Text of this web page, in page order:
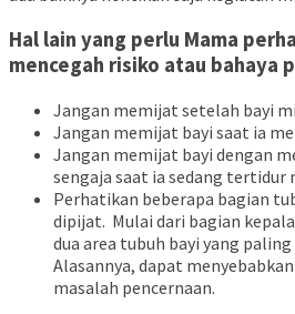
Hal lain yang perlu Mama
mencegah risiko atau bahaya
Jangan memijat setelah bayi
Jangan memijat bayi saat ia
Jangan memijat bayi dengan
sengaja saat ia sedang tertidur
Perhatikan beberapa bagian
dipijat. Mulai dari bagian
dua area tubuh bayi yang
Alasannya, dapat
masalah pencernaan.